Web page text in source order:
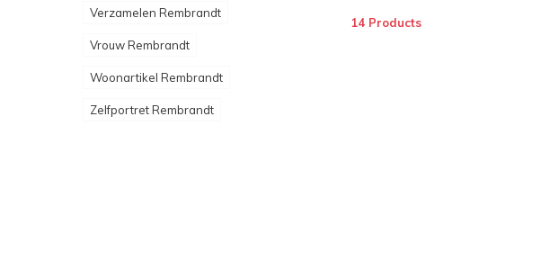
Verzamelen Rembrandt
Vrouw Rembrandt
Woonartikel Rembrandt
Zelfportret Rembrandt
14 Products